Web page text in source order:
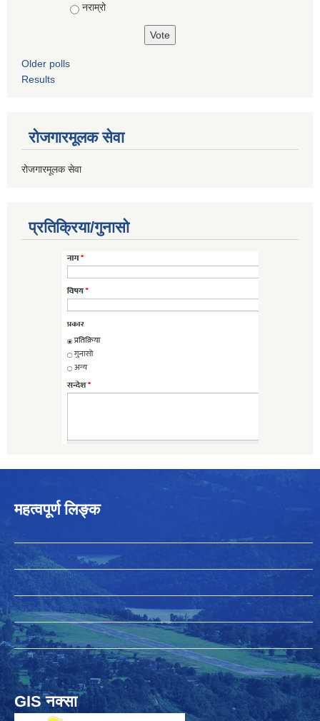
नराम्रो
Older polls
Results
रोजगारमूलक सेवा
रोजगारमूलक सेवा
प्रतिक्रिया/गुनासो
महत्वपूर्ण लिङ्क
GIS नक्सा